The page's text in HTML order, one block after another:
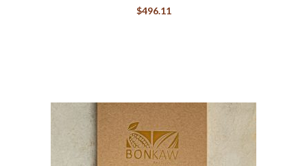
$496.11